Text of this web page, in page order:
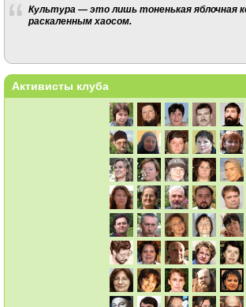
Культура — это лишь тоненькая яблочная
раскаленным хаосом.
Активисты клуба